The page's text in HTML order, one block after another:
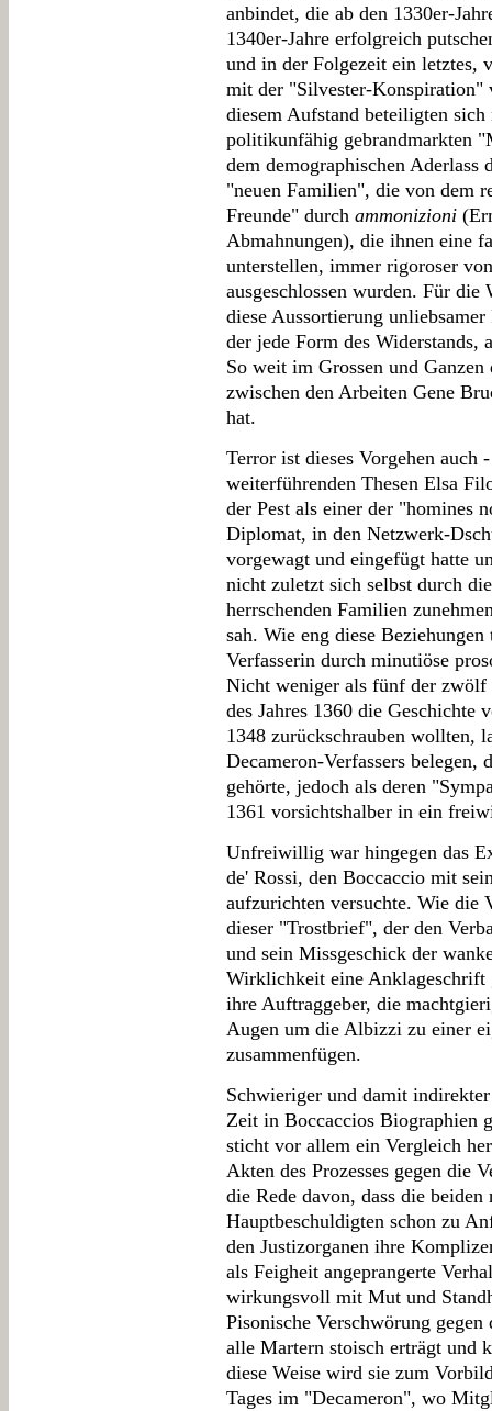
anbindet, die ab den 1330er-
1340er-Jahre erfolgreich
und in der Folgezeit ein letztes,
mit der "Silvester-Konspiration"
diesem Aufstand beteiligten
politikunfähig gebrandmarkten
dem demographischen Aderlass
"neuen Familien", die von dem
Freunde" durch ammonizioni
Abmahnungen), die ihnen eine
unterstellen, immer rigoroser
ausgeschlossen wurden. Für
diese Aussortierung
der jede Form des Widerstands,
So weit im Grossen und
zwischen den Arbeiten Gene
hat.
Terror ist dieses Vorgehen auch
weiterführenden Thesen Elsa
der Pest als einer der "homines
Diplomat, in den Netzwerk-
vorgewagt und eingefügt hatte
nicht zuletzt sich selbst durch
herrschenden Familien
sah. Wie eng diese
Verfasserin durch minutiöse
Nicht weniger als fünf der zwölf
des Jahres 1360 die
1348 zurückschrauben wollten,
Decameron-Verfassers belegen,
gehörte, jedoch als deren
1361 vorsichtshalber in ein
Unfreiwillig war hingegen das
de' Rossi, den Boccaccio mit
aufzurichten versuchte. Wie die
dieser "Trostbrief", der den
und sein Missgeschick der
Wirklichkeit eine Anklageschrift
ihre Auftraggeber, die
Augen um die Albizzi zu einer
zusammenfügen.
Schwieriger und damit
Zeit in Boccaccios Biographien
sticht vor allem ein Vergleich
Akten des Prozesses gegen die
die Rede davon, dass die
Hauptbeschuldigten schon zu
den Justizorganen ihre
als Feigheit angeprangerte
wirkungsvoll mit Mut und
Pisonische Verschwörung
alle Martern stoisch erträgt und
diese Weise wird sie zum
Tages im "Decameron", wo